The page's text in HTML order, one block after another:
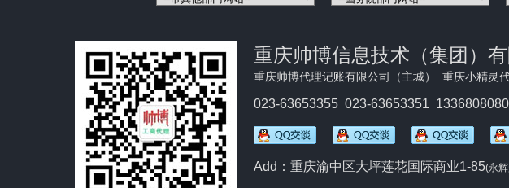
重庆帅博信息技术（集团）
重庆帅博代理记账有限公司（主城） 重庆小精灵
023-63653355 023-63653351
Add：重庆渝中区大坪莲花国际商业1-85(永